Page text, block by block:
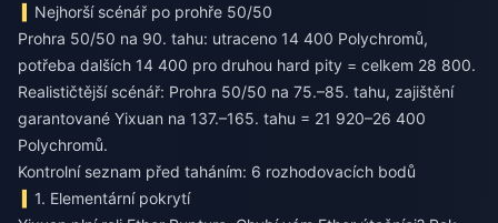
Nejhorší scénář po prohře 50/50
Prohra 50/50 na 90. tahu: utraceno 14 400 Polychromů,
potřeba dalších 14 400 pro druhou hard pity = celkem 28 800.
Realističtější scénář: Prohra 50/50 na 75.–85. tahu, zajištění
garantované Yixuan na 137.–165. tahu = 21 920–26 400
Polychromů.
Kontrolní seznam před taháním: 6 rozhodovacích bodů
1. Elementární pokrytí